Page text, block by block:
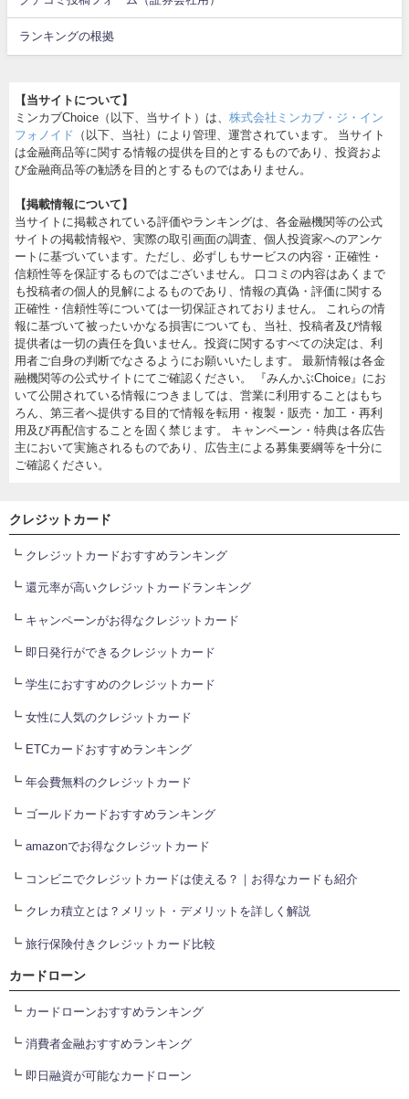
ランキングの根拠
【当サイトについて】
ミンカブChoice（以下、当サイト）は、株式会社ミンカブ・ジ・イン
フォノイド
（以下、当社）により管理、運営されています。 当サイト
は金融商品等に関する情報の提供を目的とするものであり、投資およ
び金融商品等の勧誘を目的とするものではありません。
【掲載情報について】
当サイトに掲載されている評価やランキングは、各金融機関等の公式
サイトの掲載情報や、実際の取引画面の調査、個人投資家へのアンケ
ートに基づいています。ただし、必ずしもサービスの内容・正確性・
信頼性等を保証するものではございません。 口コミの内容はあくまで
も投稿者の個人的見解によるものであり、情報の真偽・評価に関する
正確性・信頼性等については一切保証されておりません。 これらの情
報に基づいて被ったいかなる損害についても、当社、投稿者及び情報
提供者は一切の責任を負いません。投資に関するすべての決定は、利
用者ご自身の判断でなさるようにお願いいたします。 最新情報は各金
融機関等の公式サイトにてご確認ください。 『みんかぶChoice』にお
いて公開されている情報につきましては、営業に利用することはもち
ろん、第三者へ提供する目的で情報を転用・複製・販売・加工・再利
用及び再配信することを固く禁じます。 キャンペーン・特典は各広告
主において実施されるものであり、広告主による募集要綱等を十分に
ご確認ください。
クレジットカード
┗ クレジットカードおすすめランキング
┗ 還元率が高いクレジットカードランキング
┗ キャンペーンがお得なクレジットカード
┗ 即日発行ができるクレジットカード
┗ 学生におすすめのクレジットカード
┗ 女性に人気のクレジットカード
┗ ETCカードおすすめランキング
┗ 年会費無料のクレジットカード
┗ ゴールドカードおすすめランキング
┗ amazonでお得なクレジットカード
┗ コンビニでクレジットカードは使える？｜お得なカードも紹介
┗ クレカ積立とは？メリット・デメリットを詳しく解説
┗ 旅行保険付きクレジットカード比較
カードローン
┗ カードローンおすすめランキング
┗ 消費者金融おすすめランキング
┗ 即日融資が可能なカードローン